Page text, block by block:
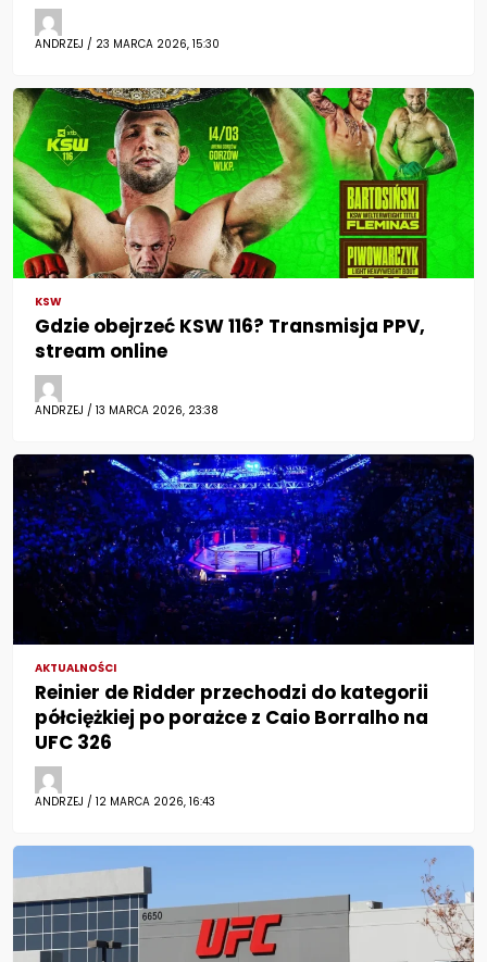
ANDRZEJ / 23 MARCA 2026, 15:30
KSW
Gdzie obejrzeć KSW 116? Transmisja PPV,
stream online
ANDRZEJ / 13 MARCA 2026, 23:38
AKTUALNOŚCI
Reinier de Ridder przechodzi do kategorii
półciężkiej po porażce z Caio Borralho na
UFC 326
ANDRZEJ / 12 MARCA 2026, 16:43